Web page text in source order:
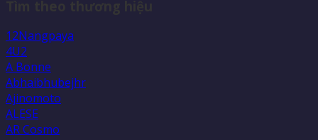
12Nangpaya
4U2
A Bonne
Abhaibhubejhr
Ajinomoto
ALESE
AR Cosmo